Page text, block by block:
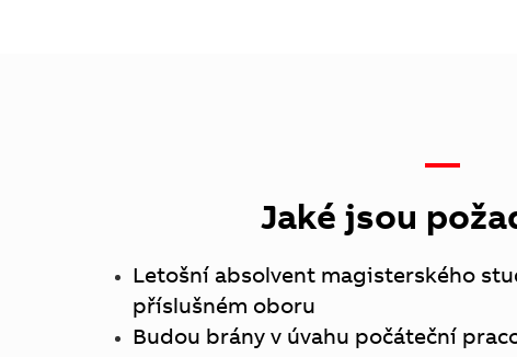
—
Jaké jsou
Letošní absolvent magisterského
příslušném oboru
Budou brány v úvahu počáteční